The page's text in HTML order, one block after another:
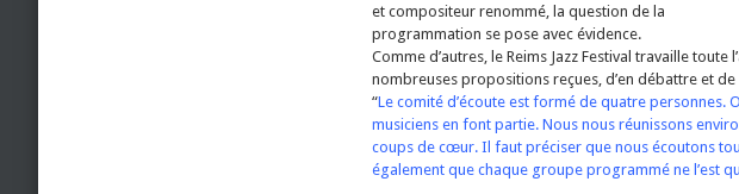
et compositeur renommé, la question de la
programmation se pose avec évidence.
Comme d’autres, le Reims Jazz Festival travaille
nombreuses propositions reçues, d’en débattre et
“Le comité d’écoute est formé de quatre personnes.
musiciens en font partie. Nous nous réunissons
coups de cœur. Il faut préciser que nous écoutons
également que chaque groupe programmé ne l’est